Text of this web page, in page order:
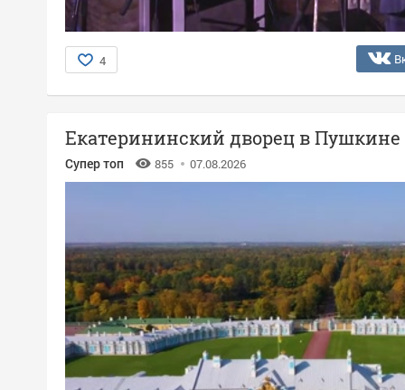
4
Екатерининский дворец в Пушкине
Супер топ 855 07.08.2026